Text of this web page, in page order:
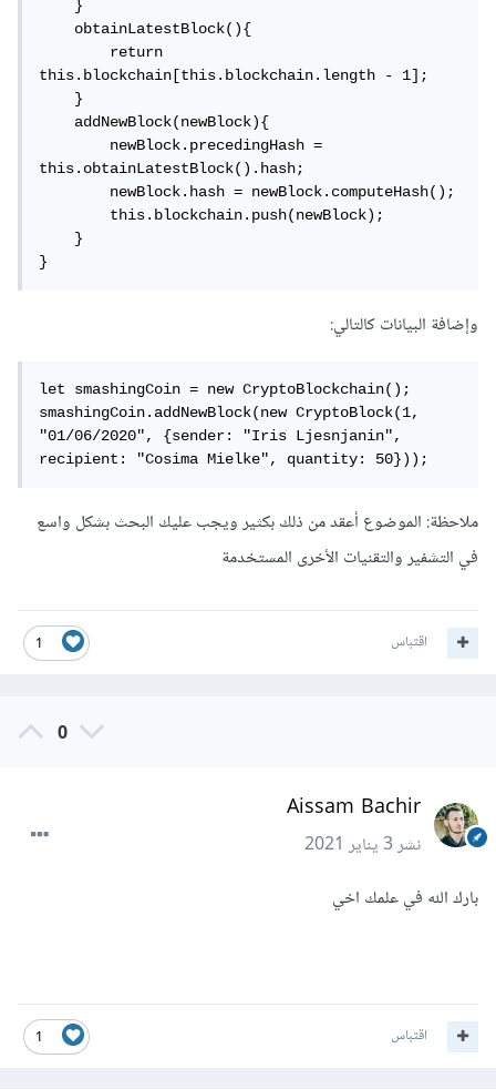
    }
    obtainLatestBlock(){
        return
this.blockchain[this.blockchain.length - 1];
    }
    addNewBlock(newBlock){
        newBlock.precedingHash =
this.obtainLatestBlock().hash;
        newBlock.hash = newBlock.computeHash();
        this.blockchain.push(newBlock);
    }
}
وإضافة البيانات كالتالي:
let smashingCoin = new CryptoBlockchain();
smashingCoin.addNewBlock(new CryptoBlock(1,
"01/06/2020", {sender: "Iris Ljesnjanin",
recipient: "Cosima Mielke", quantity: 50}));
ملاحظة: الموضوع أعقد من ذلك بكثير ويجب عليك البحث بشكل واسع
في التشفير والتقنيات الأخرى المستخدمة
1 اقتباس
0
Aissam Bachir
نشر3 يناير 2021
بارك الله في علمك اخي
1 اقتباس